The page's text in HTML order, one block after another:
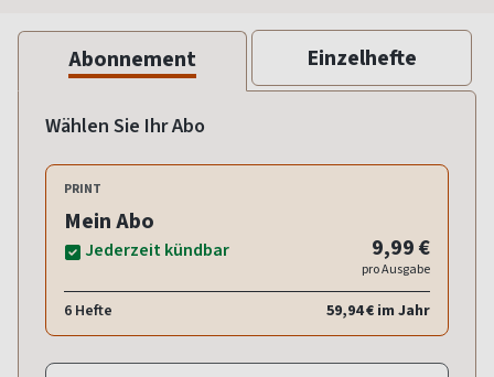
Abonnement Einzelhefte
Wählen Sie Ihr Abo
PRINT
Mein Abo
Jederzeit kündbar 9,99 €
pro Ausgabe
6 Hefte 59,94 € im Jahr